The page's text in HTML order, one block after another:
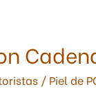
/ Piel de